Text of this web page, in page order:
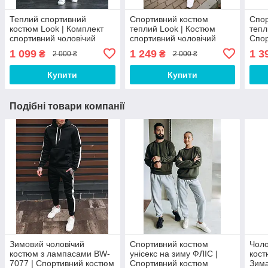
Теплий спортивний
костюм Look | Комплект
спортивний чоловічий
кофта + штани BW 3257
1 099 ₴ 2 000 ₴
Купити
Спортивний костюм
теплий Look | Костюм
спортивний чоловічий
1 249₴ 2 000 ₴
Купити
1
Подібні товари компанії
Зимовий чоловічий
костюм з лампасами BW-
7077 | Спортивний костюм
Спортивний костюм
унісекс на зиму ФЛІС |
Спортивний костюм